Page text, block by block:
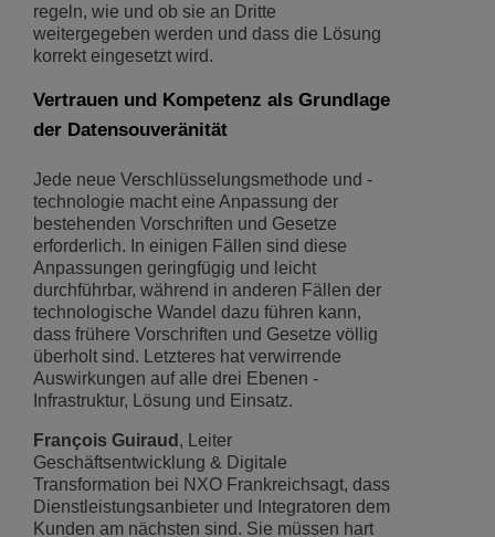
regeln, wie und ob sie an Dritte
weitergegeben werden und dass die Lösung
korrekt eingesetzt wird.
Vertrauen und Kompetenz als Grundlage
der Datensouveränität
Jede neue Verschlüsselungsmethode und -
technologie macht eine Anpassung der
bestehenden Vorschriften und Gesetze
erforderlich. In einigen Fällen sind diese
Anpassungen geringfügig und leicht
durchführbar, während in anderen Fällen der
technologische Wandel dazu führen kann,
dass frühere Vorschriften und Gesetze völlig
überholt sind. Letzteres hat verwirrende
Auswirkungen auf alle drei Ebenen -
Infrastruktur, Lösung und Einsatz.
François Guiraud , Leiter
Geschäftsentwicklung & Digitale
Transformation bei NXO Frankreichsagt, dass
Dienstleistungsanbieter und Integratoren dem
Kunden am nächsten sind. Sie müssen hart